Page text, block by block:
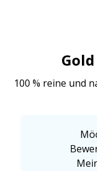
100 % reine und